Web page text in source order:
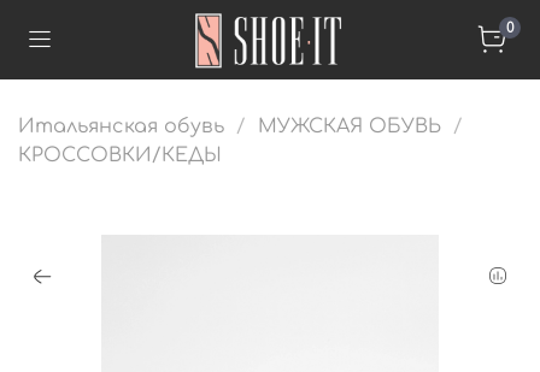
0
Итальянская обувь
МУЖСКАЯ ОБУВЬ
КРОССОВКИ/КЕДЫ